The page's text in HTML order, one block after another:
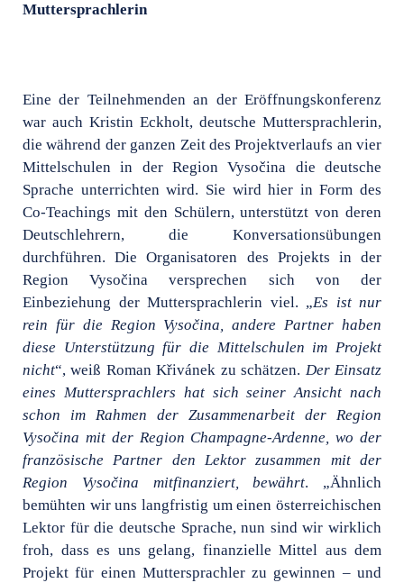
Muttersprachlerin
Eine der Teilnehmenden an der Eröffnungskonferenz
war auch Kristin Eckholt, deutsche Muttersprachlerin,
die während der ganzen Zeit des Projektverlaufs an vier
Mittelschulen in der Region Vysočina die deutsche
Sprache unterrichten wird. Sie wird hier in Form des
Co-Teachings mit den Schülern, unterstützt von deren
Deutschlehrern, die Konversationsübungen
durchführen. Die Organisatoren des Projekts in der
Region Vysočina versprechen sich von der
Einbeziehung der Muttersprachlerin viel. „Es ist nur
rein für die Region Vysočina, andere Partner haben
diese Unterstützung für die Mittelschulen im Projekt
nicht“, weiß Roman Křivánek zu schätzen. Der Einsatz
eines Muttersprachlers hat sich seiner Ansicht nach
schon im Rahmen der Zusammenarbeit der Region
Vysočina mit der Region Champagne-Ardenne, wo der
französische Partner den Lektor zusammen mit der
Region Vysočina mitfinanziert, bewährt. „Ähnlich
bemühten wir uns langfristig um einen österreichischen
Lektor für die deutsche Sprache, nun sind wir wirklich
froh, dass es uns gelang, finanzielle Mittel aus dem
Projekt für einen Muttersprachler zu gewinnen – und